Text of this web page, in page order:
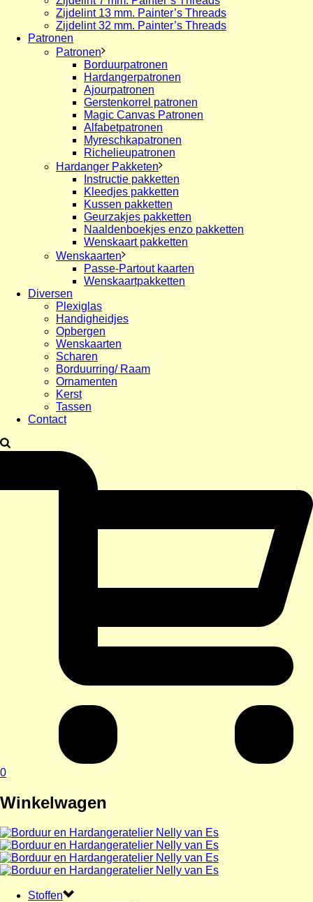
Zijdelint 13 mm. Painter’s Threads
Zijdelint 32 mm. Painter’s Threads
Patronen
Patronen
Borduurpatronen
Hardangerpatronen
Ajourpatronen
Gerstenkorrel patronen
Magic Canvas Patronen
Alfabetpatronen
Myreschkapatronen
Richelieupatronen
Hardanger Pakketen
Instructie pakketten
Kleedjes pakketten
Kussen pakketten
Geurzakjes pakketten
Naaldenboekjes enzo pakketten
Wenskaart pakketten
Wenskaarten
Passe-Partout kaarten
Wenskaartpakketten
Diversen
Plexiglas
Handigheidjes
Opbergen
Wenskaarten
Scharen
Borduurring/ Raam
Ornamenten
Kerst
Tassen
Contact
0
Winkelwagen
Stoffen